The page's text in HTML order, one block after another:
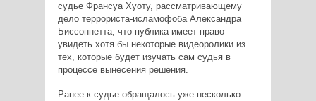
судье Франсуа Хуоту, рассматривающему
дело террориста-исламофоба Александра
Биссоннетта, что публика имеет право
увидеть хотя бы некоторые видеоролики из
тех, которые будет изучать сам судья в
процессе вынесения решения.
Ранее к судье обращалось уже несколько